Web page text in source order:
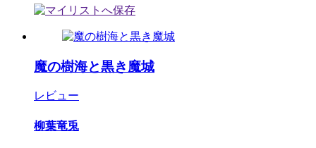
魔の樹海と黒き魔城
レビュー
柳葉竜兎